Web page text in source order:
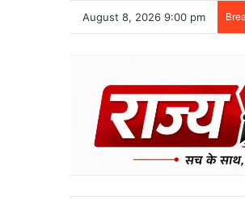
August 8, 2026 9:00 pm